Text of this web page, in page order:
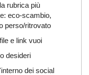
rubrica più
eco-scambio,
perso/ritrovato
e link vuoi
desideri
dei social